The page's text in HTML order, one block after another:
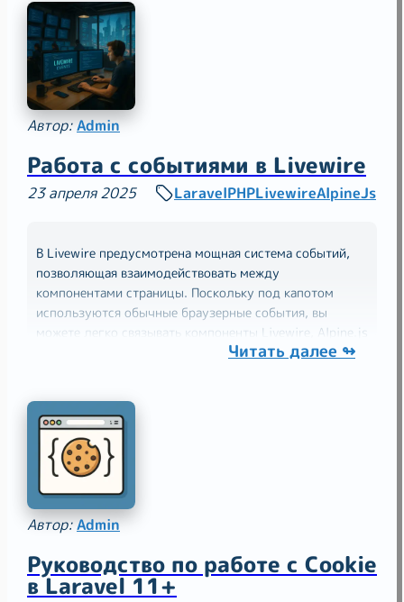
Автор:Admin
Работа с событиями в Livewire
23 апреля 2025 LaravelPHPLivewireAlpineJs
В Livewire предусмотрена мощная система событий,
позволяющая взаимодействовать между
компонентами страницы. Поскольку под капотом
используются обычные браузерные события, вы
можете легко связывать компоненты Livewire, Alpine.js
и даже чистый JavaScript. Генерация событий Чтобы
Читать далее ↬
Автор:Admin
Руководство по работе с Cookie
в Laravel 11+